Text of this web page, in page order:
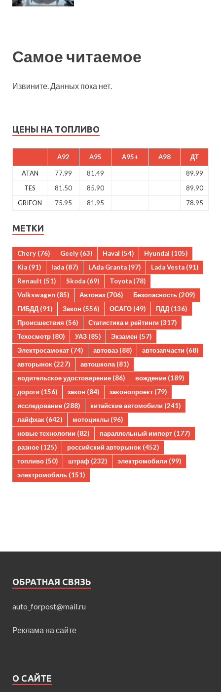
Самое читаемое
Извините. Данных пока нет.
ЦЕНЫ НА ТОПЛИВО
A92 A95 A95+ A98 ДТ
ATAN 77.99 81.49
89.99
TES
81.50 85.90
89.90
GRIFON
75.95 81.95 78.95
МЕТКИ
Chery (76) Geely (63) Haval (54) Hyundai (105)
Kia (91) lada (87) LAda Granta (97) Lada Vesta (91)
Renault (51) Skoda (69) Toyota (78)
Volkswagen (85) Автоваз (706) Безопасность (209)
ГИБДД (91) Закон (556) ОСАГО (49) ПДД (136)
Происшествия (56) Статистика и рейтинги (317)
Техосмотр (80) УАЗ (85) Экзамен (57)
Электросамокат (74) автоваз (88) автозапчасти (68)
авторынок (227) автошкола(81)
водительское удостоверение (86) вождение (189)
дороги (156) закон (84) законопроект (79)
исследование (288) китайские автомобили (241)
лайфхак (642) мотоциклы (96)
новые технологии (82) параллельный импорт (177)
разное (125) российский авторынок (452)
топливо (50) штраф (232) электромобили (99)
электромобиль (151)
ОБРАТНАЯ СВЯЗЬ
auto_forpost@mail.ru
Реклама на сайте
О САЙТЕ